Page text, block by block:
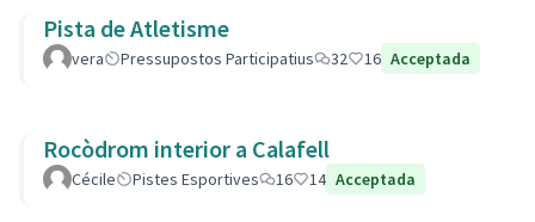
Pista de Atletisme
vera Pressupostos Participatius 32 16 Acceptada
Rocòdrom interior a Calafell
Cécile Pistes Esportives 16 14 Acceptada